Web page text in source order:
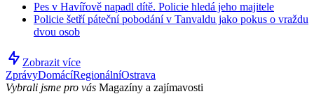
Pes v Havířově napadl dítě. Policie hledá jeho majitele
Policie šetří páteční pobodání v Tanvaldu jako pokus o vraždu
dvou osob
Zobrazit více
ZprávyDomácíRegionálníOstrava
Vybrali jsme pro vás Magazíny a zajímavosti